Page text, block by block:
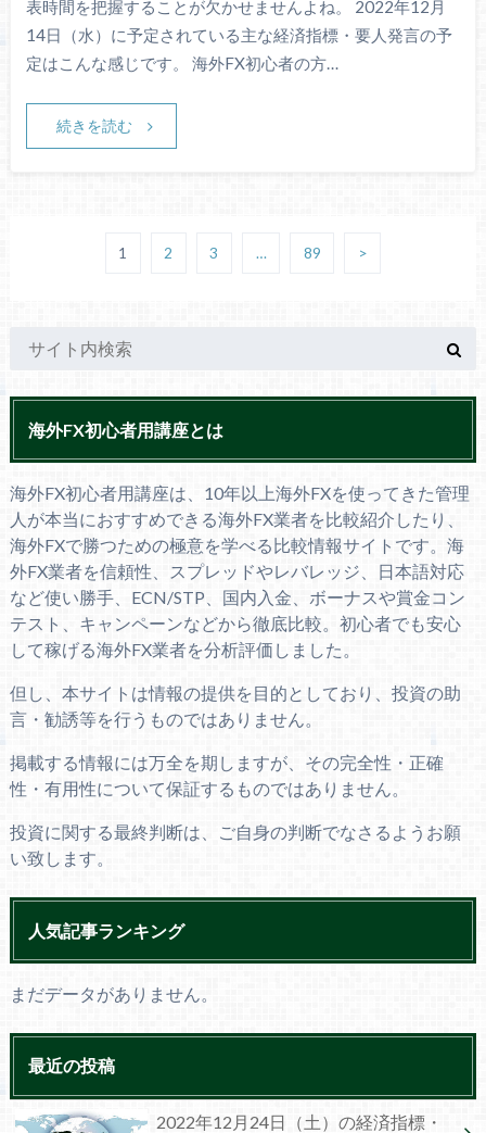
表時間を把握することが欠かせませんよね。 2022年12月
14日（水）に予定されている主な経済指標・要人発言の予
定はこんな感じです。 海外FX初心者の方…
続きを読む
1 2 3 … 89 >
海外FX初心者用講座とは
海外FX初心者用講座は、10年以上海外FXを使ってきた管理
人が本当におすすめできる海外FX業者を比較紹介したり、
海外FXで勝つための極意を学べる比較情報サイトです。海
外FX業者を信頼性、スプレッドやレバレッジ、日本語対応
など使い勝手、ECN/STP、国内入金、ボーナスや賞金コン
テスト、キャンペーンなどから徹底比較。初心者でも安心
して稼げる海外FX業者を分析評価しました。
但し、本サイトは情報の提供を目的としており、投資の助
言・勧誘等を行うものではありません。
掲載する情報には万全を期しますが、その完全性・正確
性・有用性について保証するものではありません。
投資に関する最終判断は、ご自身の判断でなさるようお願
い致します。
人気記事ランキング
まだデータがありません。
最近の投稿
2022年12月24日（土）の経済指標・